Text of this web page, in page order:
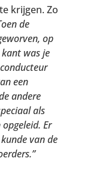
krijgen. Zo
de
op
was je
een
andere
als
Er
van de